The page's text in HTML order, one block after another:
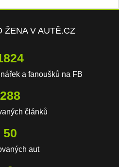
ŽENA V AUTĚ.CZ
a fanoušků na FB
441
článků
77
aut